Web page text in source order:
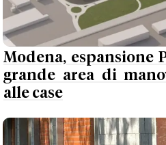
Modena, espansione
grande area di
alle case